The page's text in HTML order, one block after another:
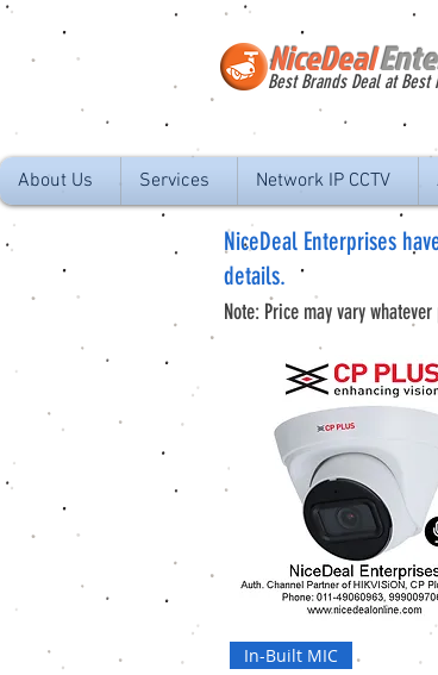
NiceDeal
Best Brands Deal at Best
About Us Services Network IP CCTV
NiceDeal Enterprises
details.
Note: Price may vary
त्वरित दृश्य
In-Built MIC